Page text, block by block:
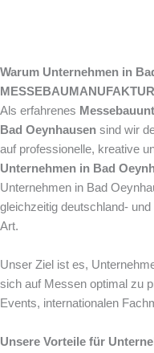
Warum Unternehmen in
Als erfahrenes
Bad Oeynhausen sind wir
auf professionelle, kreative
Unternehmen in Bad
Unternehmen in Bad
gleichzeitig deutschland-
Art.
Unser Ziel ist es,
sich auf Messen optimal zu
Events, internationalen
Unsere Vorteile für